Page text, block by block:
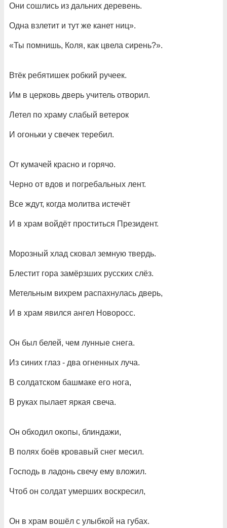
Они сошлись из дальних деревень.
Одна взлетит и тут же канет ниц».
«Ты помнишь, Коля, как цвела сирень?».
Втёк ребятишек робкий ручеек.
Им в церковь дверь учитель отворил.
Летел по храму слабый ветерок
И огоньки у свечек теребил.
От кумачей красно и горячо.
Черно от вдов и погребальных лент.
Все ждут, когда молитва истечёт
И в храм войдёт проститься Президент.
Морозный хлад сковал земную твердь.
Блестит гора замёрзших русских слёз.
Метельным вихрем распахнулась дверь,
И в храм явился ангел Новоросс.
Он был белей, чем лунные снега.
Из синих глаз - два огненных луча.
В солдатском башмаке его нога,
В руках пылает яркая свеча.
Он обходил окопы, блиндажи,
В полях боёв кровавый снег месил.
Господь в ладонь свечу ему вложил.
Чтоб он солдат умерших воскресил,
Он в храм вошёл с улыбкой на губах.